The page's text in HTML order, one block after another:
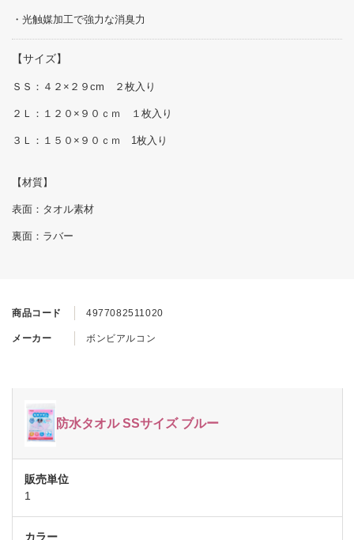
商品コード 4977082511020
メーカー ボンビアルコン
防水タオル SSサイズ ブルー
1
・光触媒加工で強力な消臭力
【サイズ】
ＳＳ：４２×２９cm ２枚入り
２Ｌ：１２０×９０ｃｍ １枚入り
３Ｌ：１５０×９０ｃｍ 1枚入り
【材質】
表面：タオル素材
裏面：ラバー